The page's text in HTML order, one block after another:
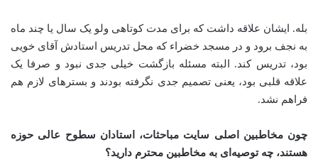
بله. ایشان علاقه داشت که برای مدت کوتاهی ولو یک سال یا چند ماه
به نجف برود و در مسجد خضراء که محل تدریس استادش آقای خویی
بود، تدریس کند. البته مسئله بازگشت خیلی جدی نبود و صرفا یک
علاقه قلبی بود، یعنی تصمیم جدی نگرفته بودند و بسترهای لازم هم
فراهم نشد.
چون مخاطبین اصلی سایت مباحثات، استادان سطوح عالی حوزه
هستند، چه توصیه‌ای به مخاطبین محترم دارید؟